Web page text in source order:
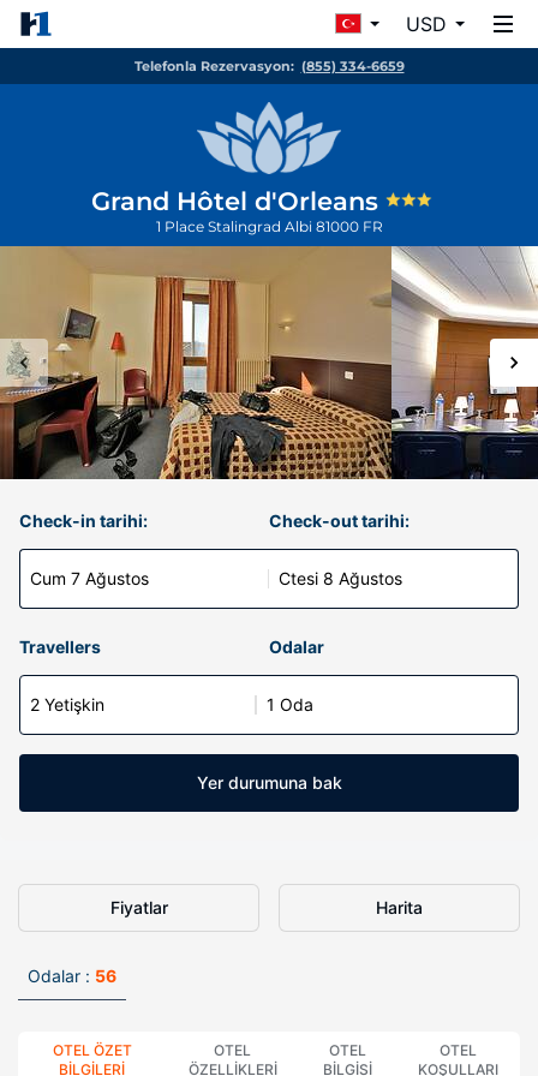
USD
Telefonla Rezervasyon: (855) 334-6659
Grand Hôtel d'Orleans
1 Place Stalingrad Albi 81000 FR
Check-in tarihi:
Cum 7 Ağustos
Check-out tarihi:
Ctesi 8 Ağustos
Travellers Odalar
2 Yetişkin 1 Oda
Yer durumuna bak
Fiyatlar Harita
Odalar : 56
OTEL ÖZET
BILGILERI
OTEL
ÖZELLIKLERI
OTEL
BILGISI
OTEL
KOŞULLARI